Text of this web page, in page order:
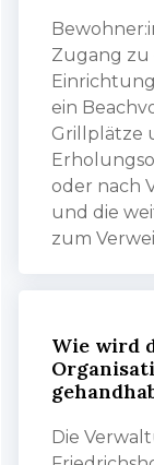
Zugang zu
ein
Grillplätze
oder nach
und die
zum
Wie wird
Die